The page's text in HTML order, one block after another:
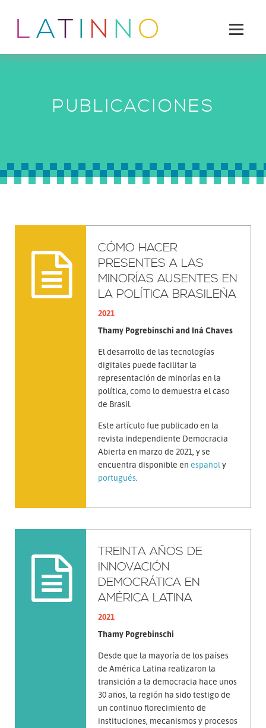
PUBLICACIONES
CÓMO HACER
PRESENTES A LAS
MINORÍAS AUSENTES EN
LA POLÍTICA BRASILEÑA
2021
Thamy Pogrebinschi and Iná Chaves
El desarrollo de las tecnologías
digitales puede facilitar la
representación de minorías en la
política, como lo demuestra el caso
de Brasil.
Este artículo fue publicado en la
revista independiente Democracia
Abierta en marzo de 2021, y se
encuentra disponible en español y
portugués.
TREINTA AÑOS DE
INNOVACIÓN
DEMOCRÁTICA EN
AMÉRICA LATINA
2021
Thamy Pogrebinschi
Desde que la mayoría de los países
de América Latina realizaron la
transición a la democracia hace unos
30 años, la región ha sido testigo de
un continuo florecimiento de
instituciones, mecanismos y procesos